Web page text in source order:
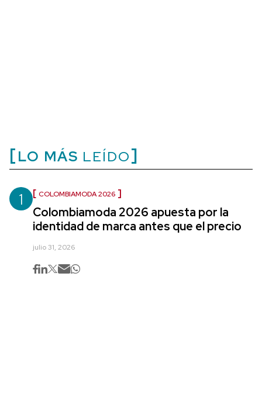
LO MÁS LEÍDO
1 COLOMBIAMODA 2026
Colombiamoda 2026 apuesta por la
identidad de marca antes que el precio
julio 31, 2026